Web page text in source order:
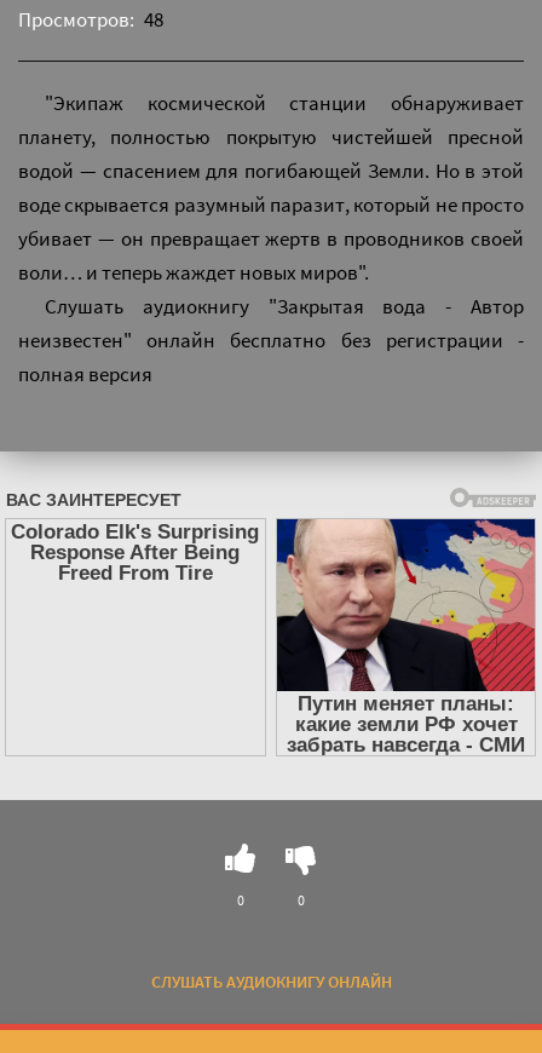
Просмотров: 48
"Экипаж космической станции обнаруживает
планету, полностью покрытую чистейшей пресной
водой — спасением для погибающей Земли. Но в этой
воде скрывается разумный паразит, который не просто
убивает — он превращает жертв в проводников своей
воли… и теперь жаждет новых миров".
Слушать аудиокнигу "Закрытая вода - Автор
неизвестен" онлайн бесплатно без регистрации -
полная версия
СЛУШАТЬ АУДИОКНИГУ ОНЛАЙН
0 0